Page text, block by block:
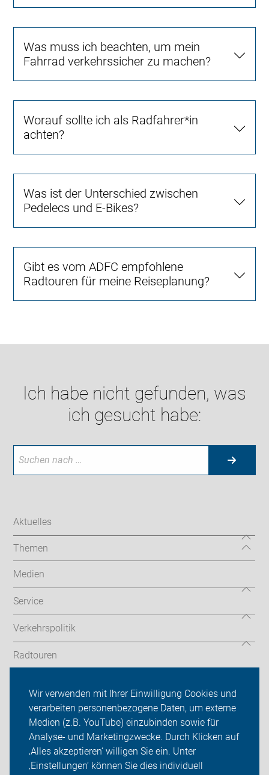
Wir verwenden mit Ihrer Einwilligung Cookies und
verarbeiten personenbezogene Daten, um externe
Medien (z.B. YouTube) einzubinden sowie für
Analyse- und Marketingzwecke. Durch Klicken auf
‚Alles akzeptieren‘ willigen Sie ein. Unter
‚Einstellungen‘ können Sie dies individuell
Was muss ich beachten, um mein
Fahrrad verkehrssicher zu machen?
Worauf sollte ich als Radfahrer*in
achten?
Was ist der Unterschied zwischen
Pedelecs und E-Bikes?
Gibt es vom ADFC empfohlene
Radtouren für meine Reiseplanung?
Ich habe nicht gefunden, was
ich gesucht habe:
Aktuelles
Themen
Medien
Service
Verkehrspolitik
Radtouren
Mitmachen!
Sei dabei
Presse